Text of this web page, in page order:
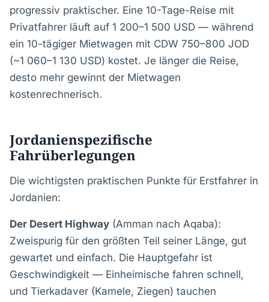
progressiv praktischer. Eine 10-Tage-Reise mit
Privatfahrer läuft auf 1 200–1 500 USD — während
ein 10-tägiger Mietwagen mit CDW 750–800 JOD
(~1 060–1 130 USD) kostet. Je länger die Reise,
desto mehr gewinnt der Mietwagen
kostenrechnerisch.
Jordanienspezifische
Fahrüberlegungen
Die wichtigsten praktischen Punkte für Erstfahrer in
Jordanien:
Der Desert Highway (Amman nach Aqaba):
Zweispurig für den größten Teil seiner Länge, gut
gewartet und einfach. Die Hauptgefahr ist
Geschwindigkeit — Einheimische fahren schnell,
und Tierkadaver (Kamele, Ziegen) tauchen